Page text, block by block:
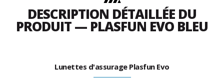
DESCRIPTION DÉTAILLÉE DU
PRODUIT — PLASFUN EVO BLEU
Lunettes d'assurage Plasfun Evo